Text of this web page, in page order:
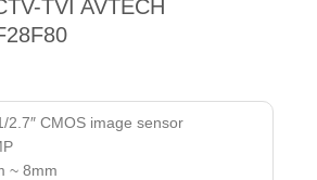
TVI AVTECH
2.7″ CMOS image sensor
~ 8mm